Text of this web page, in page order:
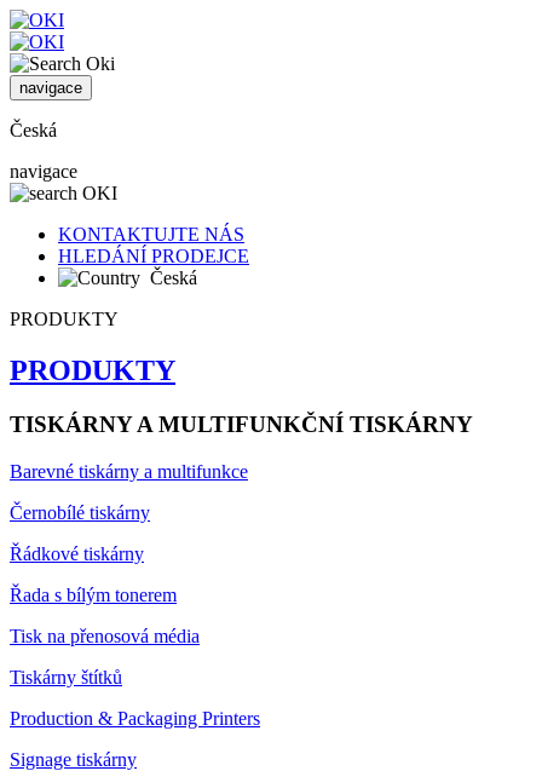
navigace
Česká
navigace
KONTAKTUJTE NÁS
HLEDÁNÍ PRODEJCE
Česká
PRODUKTY
PRODUKTY
TISKÁRNY A MULTIFUNKČNÍ TISKÁRNY
Barevné tiskárny a multifunkce
Černobílé tiskárny
Řádkové tiskárny
Řada s bílým tonerem
Tisk na přenosová média
Tiskárny štítků
Production & Packaging Printers
Signage tiskárny